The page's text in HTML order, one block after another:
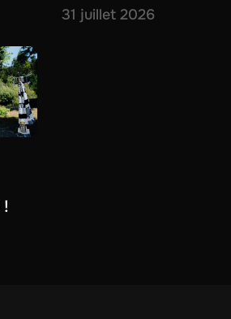
31 juillet 2026
!